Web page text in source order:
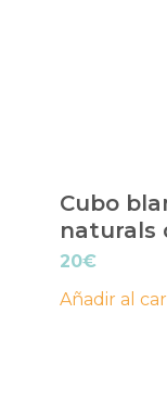
Cubo
naturals
20€
Añadir al